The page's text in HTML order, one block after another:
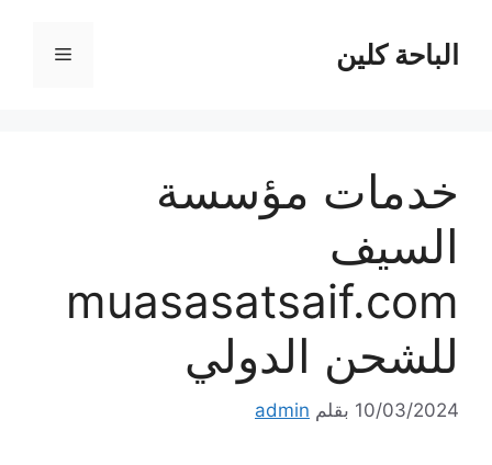
المحتوىالباحة كلين القائمة
خدمات مؤسسة
السيف
muasasatsaif.com
للشحن الدولي
10/03/2024 بقلم admin